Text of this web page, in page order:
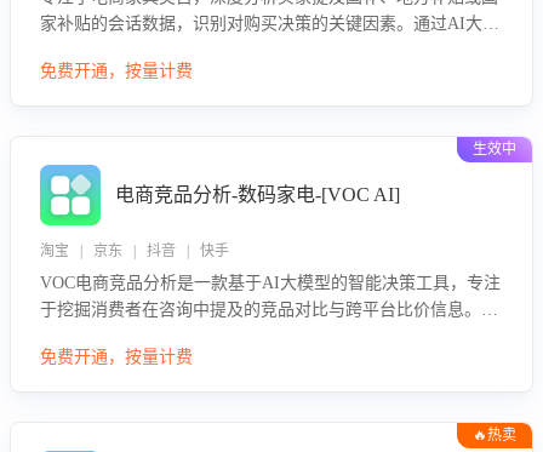
家补贴的会话数据，识别对购买决策的关键因素。通过AI大模
略，助力商家利用国补政策提升GMV。
免费开通，按量计费
生效中
电商竞品分析-数码家电-[VOC AI]
淘宝 | 京东 | 抖音 | 快手
VOC电商竞品分析是一款基于AI大模型的智能决策工具，专注
于挖掘消费者在咨询中提及的竞品对比与跨平台比价信息。该
息，进行多维度交叉对比，并分析消费者的比价行为。通过提
免费开通，按量计费
🔥热卖